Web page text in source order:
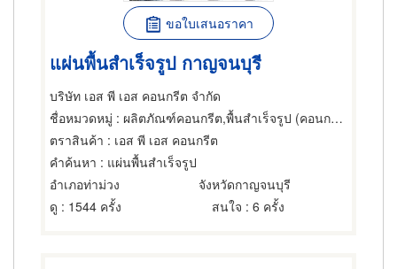
ขอใบเสนอราคา
แผ่นพื้นสำเร็จรูป กาญจนบุรี
บริษัท เอส พี เอส คอนกรีต จำกัด
ชื่อหมวดหมู่ : ผลิตภัณฑ์คอนกรีต,พื้นสำเร็จรูป (คอนกรีตเสริมเหล็กและอัดแรง),คอนกรีตเสริมเหล็ก
ตราสินค้า : เอส พี เอส คอนกรีต
คำค้นหา : แผ่นพื้นสำเร็จรูป
อำเภอท่าม่วง
จังหวัดกาญจนบุรี
ดู : 1544 ครั้ง สนใจ : 6 ครั้ง